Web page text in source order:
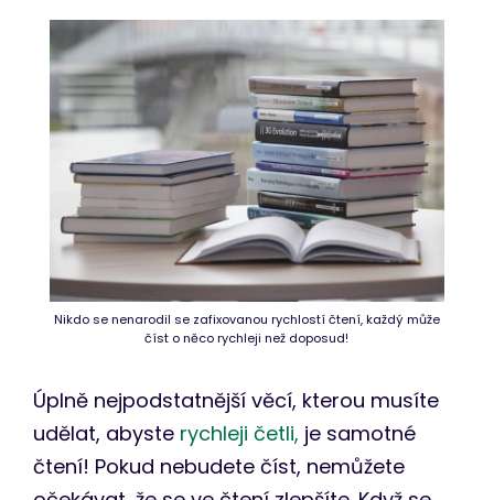
Nikdo se nenarodil se zafixovanou rychlostí čtení, každý může
číst o něco rychleji než doposud!
Úplně nejpodstatnější věcí, kterou musíte
udělat, abyste rychleji četli, je samotné
čtení! Pokud nebudete číst, nemůžete